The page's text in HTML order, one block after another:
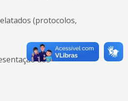
(protocolos,
dos